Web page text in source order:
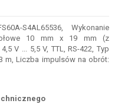
S4AL65536, Wykonanie
10 mm x 19 mm (z
V ... 5,5 V, TTL, RS-422, Typ
m, Liczba impulsów na obrót: